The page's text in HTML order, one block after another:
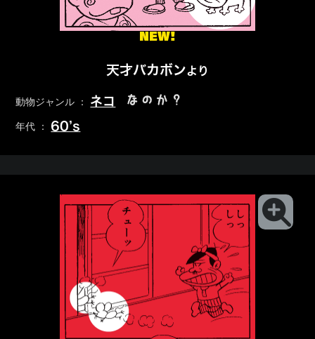
NEW!
天才バカボンより
動物ジャンル ： ネコ なのか？
年代 ： 60’s